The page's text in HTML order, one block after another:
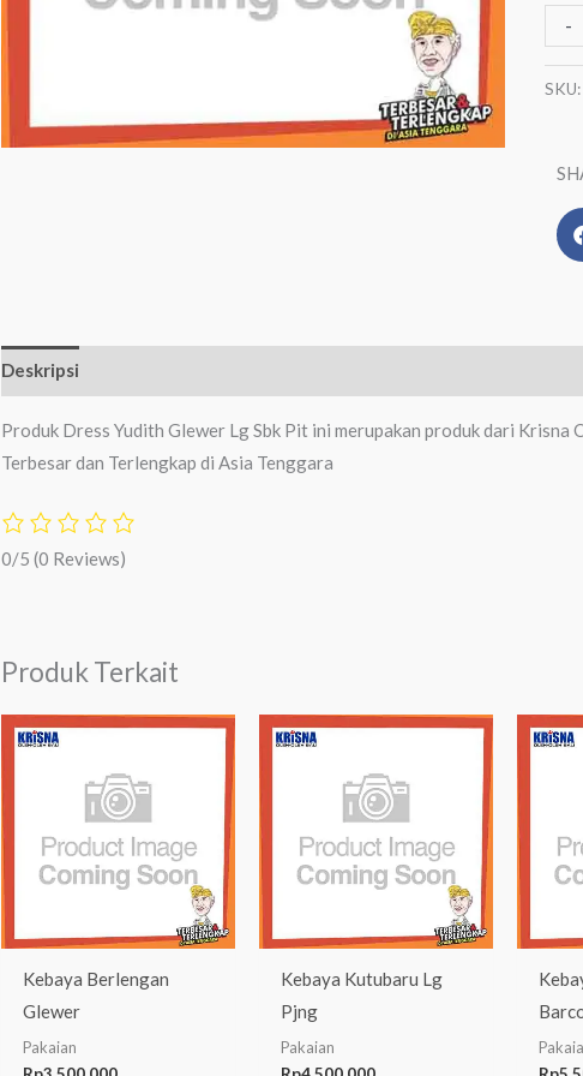
-
SKU:
Deskripsi
Produk Dress Yudith Glewer Lg Sbk Pit ini merupakan produk dari Krisna
Terbesar dan Terlengkap di Asia Tenggara
0/5 (0 Reviews)
Produk Terkait
Kebaya Berlengan
Glewer
Pakaian
Kebaya Kutubaru Lg
Pjng
Pakaian